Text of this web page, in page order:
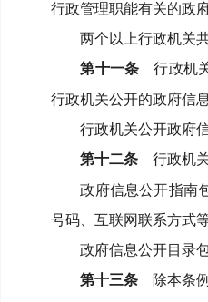
行政管理职能有关的政
两个以上行政机关
第十一条 行政机
行政机关公开的政府信
行政机关公开政府
第十二条 行政机
政府信息公开指南
号码、互联网联系方式等
政府信息公开目录
第十三条 除本条